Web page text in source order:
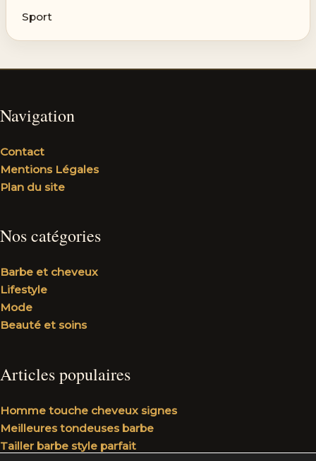
Sport
Navigation
Contact
Mentions Légales
Plan du site
Nos catégories
Barbe et cheveux
Lifestyle
Mode
Beauté et soins
Articles populaires
Homme touche cheveux signes
Meilleures tondeuses barbe
Tailler barbe style parfait